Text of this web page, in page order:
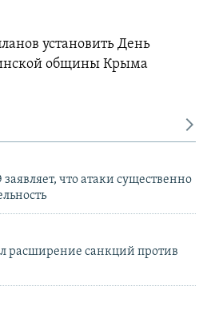
установить День
общины Крыма
что атаки существенно
расширение санкций против